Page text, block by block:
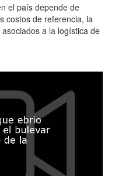
el país depende de
costos de referencia, la
a la logística de